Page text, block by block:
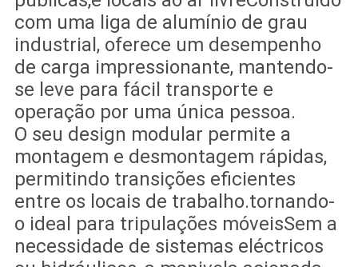
com uma liga de alumínio de grau
industrial, oferece um desempenho
de carga impressionante, mantendo-
se leve para fácil transporte e
operação por uma única pessoa.
O seu design modular permite a
montagem e desmontagem rápidas,
permitindo transições eficientes
entre os locais de trabalho.tornando-
o ideal para tripulações móveisSem a
necessidade de sistemas eléctricos